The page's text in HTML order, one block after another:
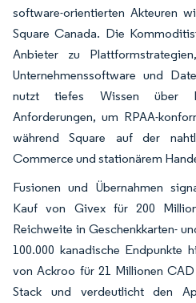
software-orientierten Akteuren
Square Canada. Die
Anbieter zu
Unternehmenssoftware und
nutzt tiefes Wissen über
Anforderungen, um RPAA-
während Square auf der
Commerce und stationärem
Fusionen und Übernahmen
Kauf von Givex für 200
Reichweite in Geschenkkarten-
100.000 kanadische Endpunkte
von Ackroo für 21 Millionen
Stack und verdeutlicht den